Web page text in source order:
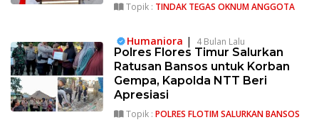
Topik : TINDAK TEGAS OKNUM ANGGOTA
Humaniora | 4 Bulan Lalu
Polres Flores Timur Salurkan
Ratusan Bansos untuk Korban
Gempa, Kapolda NTT Beri
Apresiasi
Topik : POLRES FLOTIM SALURKAN BANSOS